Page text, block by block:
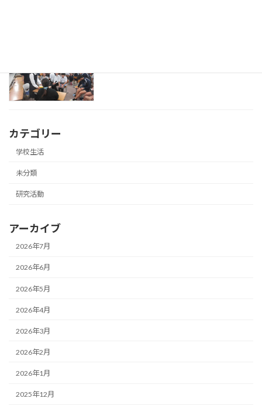
カテゴリー
学校生活
未分類
研究活動
アーカイブ
2026年7月
2026年6月
2026年5月
2026年4月
2026年3月
2026年2月
2026年1月
2025年12月